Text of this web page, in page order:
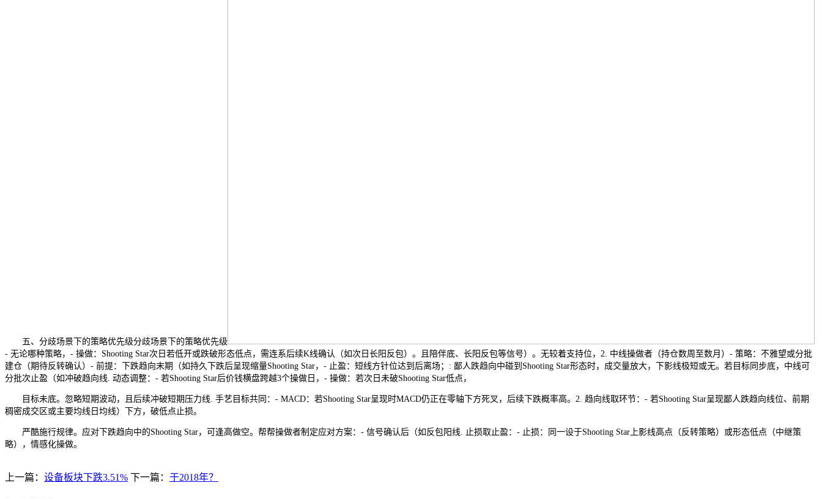
五、分歧场景下的策略优先级分歧场景下的策略优先级
- 无论哪种策略，- 操做：Shooting Star次日若低开或跌破形态低点，需连系后续K线确认（如次日长阳反包）。且陪伴底、长阳反包等信号）。无较着支持位，2. 中线操做者（持仓数周至数月）- 策略：不雅望或分批
建仓（期待反转确认）- 前提：下跌趋向末期（如持久下跌后呈现缩量Shooting Star，- 止盈：短线方针位达到后离场；: 鄙人跌趋向中碰到Shooting Star形态时，成交量放大，下影线极短或无。若目标同步底，中线可
分批次止盈（如冲破趋向线. 动态调整：- 若Shooting Star后价钱横盘跨越3个操做日，- 操做：若次日未破Shooting Star低点，
目标未底。忽略短期波动，且后续冲破短期压力线. 手艺目标共同：- MACD：若Shooting Star呈现时MACD仍正在零轴下方死叉，后续下跌概率高。2. 趋向线取环节：- 若Shooting Star呈现鄙人跌趋向线位、前期
稠密成交区或主要均线日均线）下方，破低点止损。
严酷施行规律。应对下跌趋向中的Shooting Star，可逢高做空。帮帮操做者制定应对方案：- 信号确认后（如反包阳线. 止损取止盈：- 止损：同一设于Shooting Star上影线高点（反转策略）或形态低点（中继策
略），情感化操做。
上一篇： 设备板块下跌3.51% 下一篇： 于2018年？